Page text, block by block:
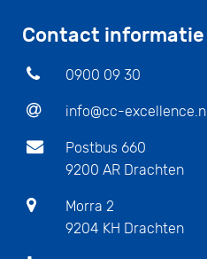
Contact informatie
0900 09 30
info@cc-excellence.nl
Postbus 660
9200 AR Drachten
Morra 2
9204 KH Drachten